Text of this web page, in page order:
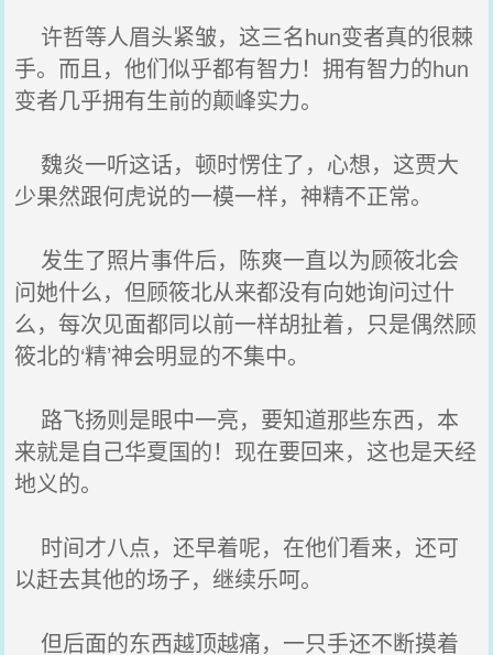
许哲等人眉头紧皱，这三名hun变者真的很棘
手。而且，他们似乎都有智力！拥有智力的hun
变者几乎拥有生前的颠峰实力。
魏炎一听这话，顿时愣住了，心想，这贾大
少果然跟何虎说的一模一样，神精不正常。
发生了照片事件后，陈爽一直以为顾筱北会
问她什么，但顾筱北从来都没有向她询问过什
么，每次见面都同以前一样胡扯着，只是偶然顾
筱北的‘精’神会明显的不集中。
路飞扬则是眼中一亮，要知道那些东西，本
来就是自己华夏国的！现在要回来，这也是天经
地义的。
时间才八点，还早着呢，在他们看来，还可
以赶去其他的场子，继续乐呵。
但后面的东西越顶越痛，一只手还不断摸着